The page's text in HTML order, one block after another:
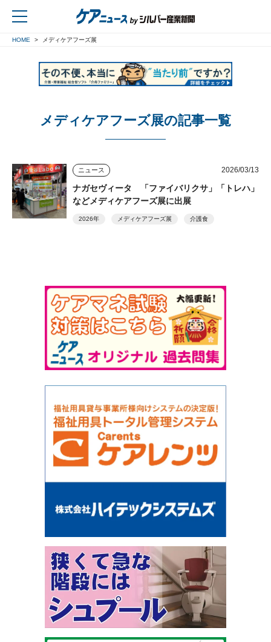
HOME メディケアフーズ展
メディケアフーズ展の記事一覧
ニュース 2026/03/13
ナガセヴィータ 「ファイバリクサ」「トレハ」
などメディケアフーズ展に出展
2026年 メディケアフーズ展 介護食